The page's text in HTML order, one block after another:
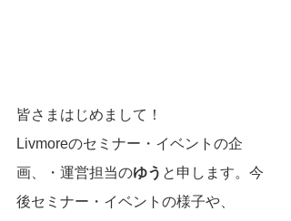
皆さまはじめまして！
Livmoreのセミナー・イベントの企
画、・運営担当のゆう と申します。今
後セミナー・イベントの様子や、